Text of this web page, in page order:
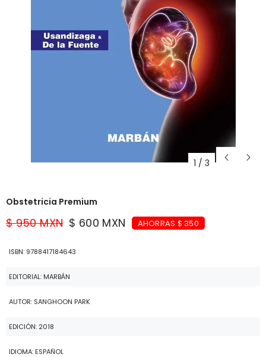
1 / 3
Obstetricia Premium
$ 950 MXN $ 600 MXN AHORRAS $ 350
ISBN: 9788417184643
EDITORIAL: MARBÁN
AUTOR: SANGHOON PARK
EDICIÓN: 2018
IDIOMA: ESPAÑOL